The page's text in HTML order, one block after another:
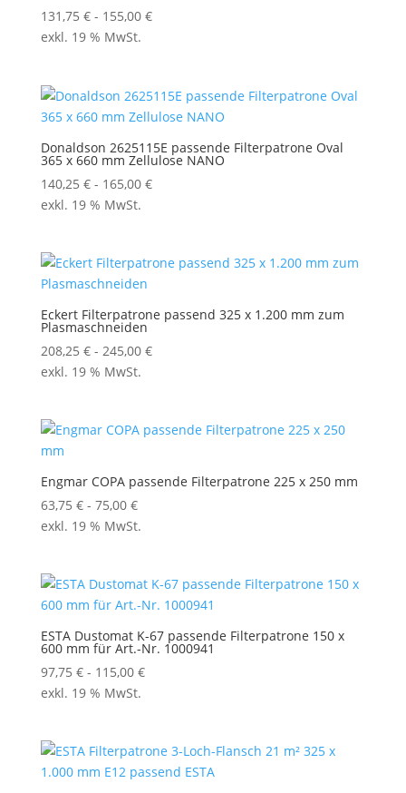
131,75 €- 155,00 €
exkl. 19 % MwSt.
Donaldson 2625115E passende Filterpatrone Oval
365 x 660 mm Zellulose NANO
140,25 €- 165,00 €
exkl. 19 % MwSt.
Eckert Filterpatrone passend 325 x 1.200 mm zum
Plasmaschneiden
208,25 €- 245,00 €
exkl. 19 % MwSt.
Engmar COPA passende Filterpatrone 225 x 250 mm
63,75 €- 75,00 €
exkl. 19 % MwSt.
ESTA Dustomat K-67 passende Filterpatrone 150 x
600 mm für Art.-Nr. 1000941
97,75 €- 115,00 €
exkl. 19 % MwSt.